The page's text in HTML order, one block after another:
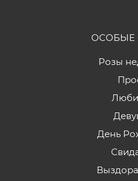
ОСОБЫЕ
Розы
День